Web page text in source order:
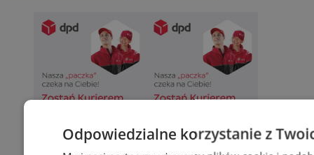
Odpowiedzialne korzystanie z